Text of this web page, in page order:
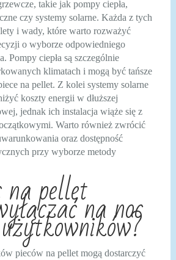
takie jak pompy ciepła,
czy systemy solarne. Każda z tych
i wady, które warto rozważyć
o wyborze odpowiedniego
Pompy ciepła są szczególnie
klimatach i mogą być tańsze
na pellet. Z kolei systemy solarne
koszty energii w dłuższej
jednak ich instalacja wiąże się z
Warto również zwrócić
oraz dostępność
przy wyborze metody
pelletna noc
pieców na pellet mogą dostarczyć